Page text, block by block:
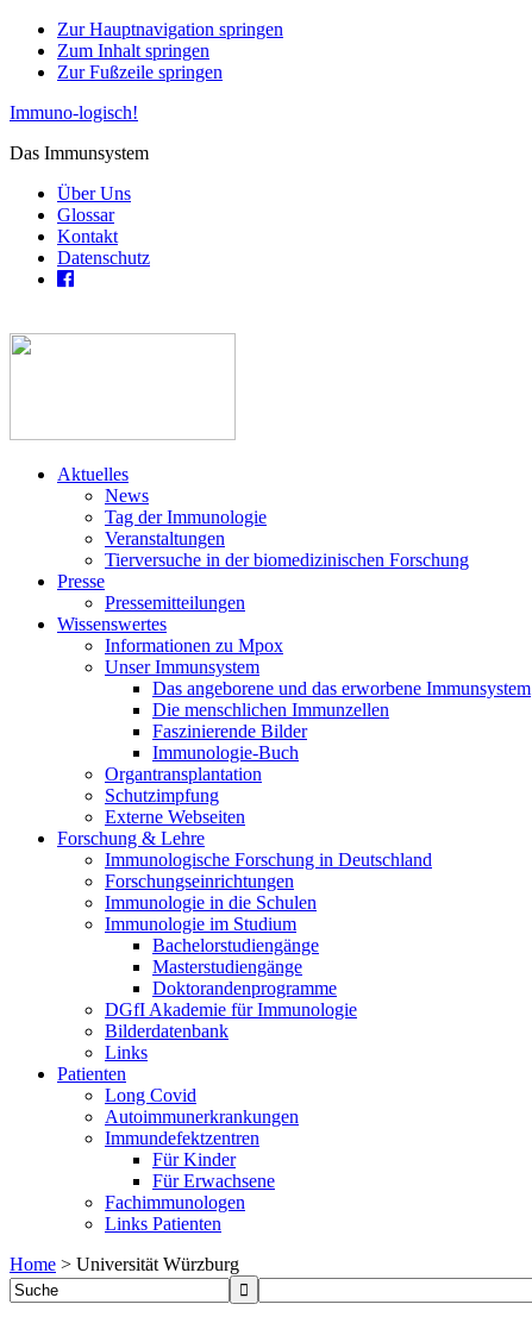
Zur Hauptnavigation springen
Zum Inhalt springen
Zur Fußzeile springen
Immuno-logisch!
Das Immunsystem
Über Uns
Glossar
Kontakt
Datenschutz
Aktuelles
News
Tag der Immunologie
Veranstaltungen
Tierversuche in der biomedizinischen Forschung
Presse
Pressemitteilungen
Wissenswertes
Informationen zu Mpox
Unser Immunsystem
Das angeborene und das erworbene Immunsystem
Die menschlichen Immunzellen
Faszinierende Bilder
Immunologie-Buch
Organtransplantation
Schutzimpfung
Externe Webseiten
Forschung & Lehre
Immunologische Forschung in Deutschland
Forschungseinrichtungen
Immunologie in die Schulen
Immunologie im Studium
Bachelorstudiengänge
Masterstudiengänge
Doktorandenprogramme
DGfI Akademie für Immunologie
Bilderdatenbank
Links
Patienten
Long Covid
Autoimmunerkrankungen
Immundefektzentren
Für Kinder
Für Erwachsene
Fachimmunologen
Links Patienten
Home > Universität Würzburg